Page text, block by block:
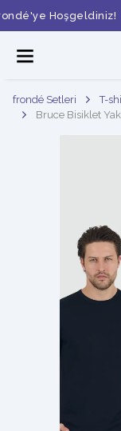
1.500 TL
frondé Setleri
T-
Bruce Bisiklet